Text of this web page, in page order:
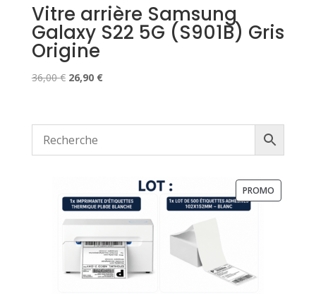
Vitre arrière Samsung
Galaxy S22 5G (S901B) Gris
Origine
36,00€ Le
était :
36,00 €.
26,90 €Le
est :
PROMO